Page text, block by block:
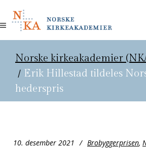
Norske kirkeakademier
/ Erik Hillestad tildeles
hederspris
10. desember 2021 Brobyggerprisen,